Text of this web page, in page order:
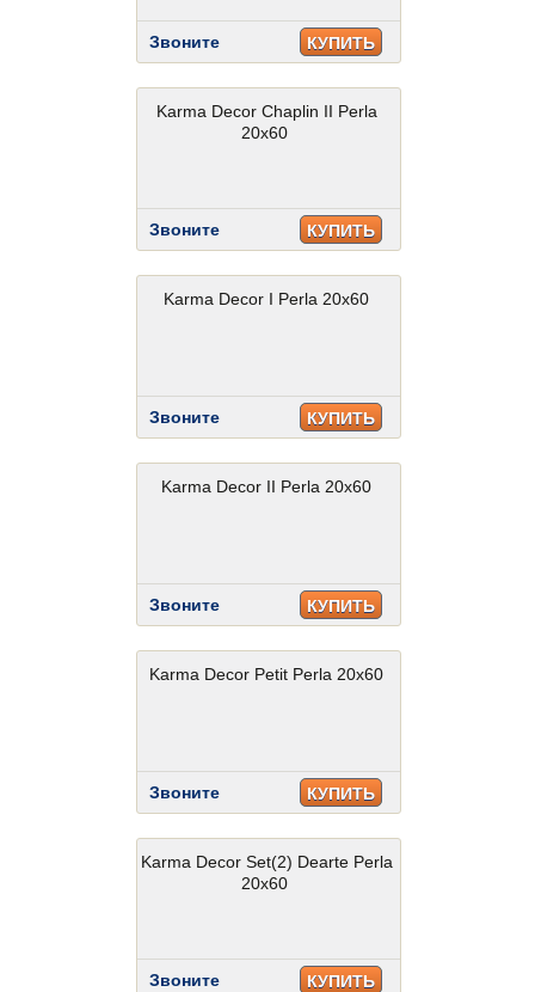
Звоните КУПИТЬ
Karma Decor Chaplin II Perla
20x60
Звоните КУПИТЬ
Karma Decor I Perla 20x60
Звоните КУПИТЬ
Karma Decor II Perla 20x60
Звоните КУПИТЬ
Karma Decor Petit Perla 20x60
Звоните КУПИТЬ
Karma Decor Set(2) Dearte Perla
20x60
Звоните КУПИТЬ